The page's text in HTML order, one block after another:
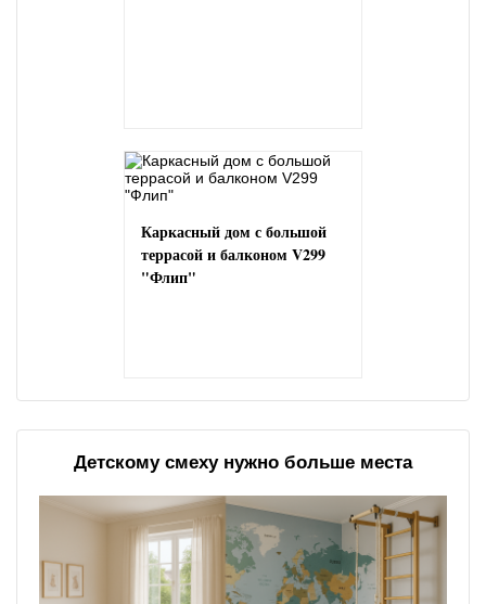
Каркасный дом с большой
террасой и балконом V299
"Флип"
Детскому смеху нужно больше места